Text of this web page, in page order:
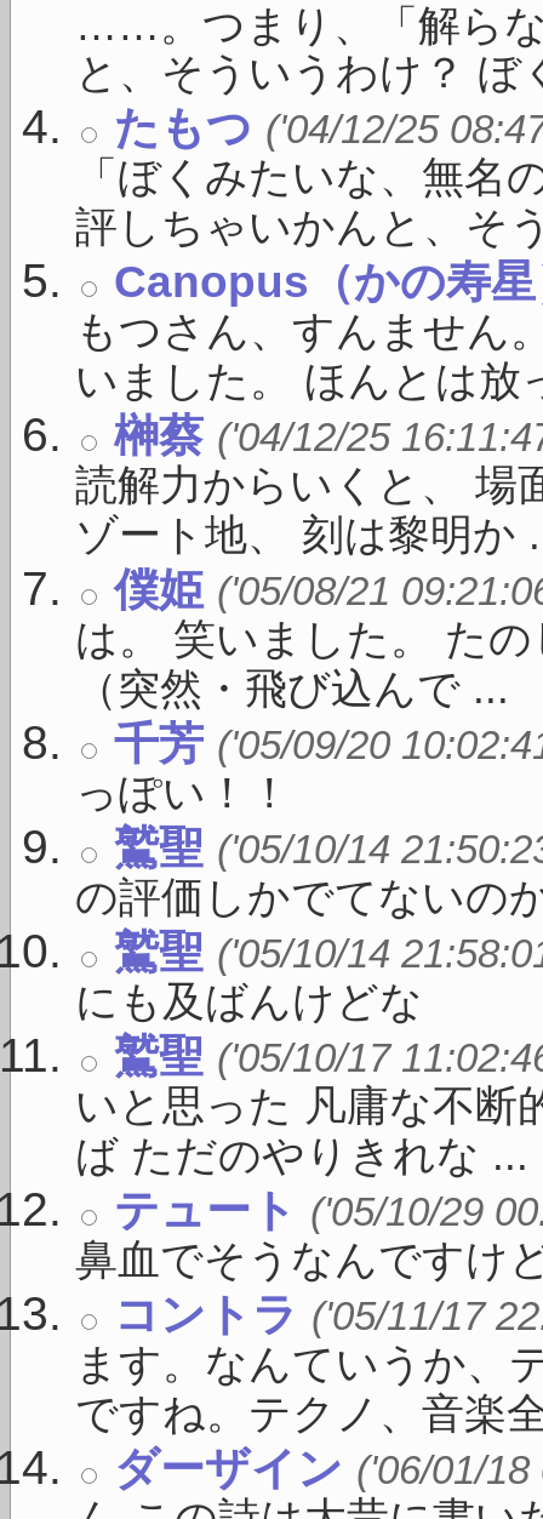
……。つまり、「解ら
と、そういうわけ？
たもつ ('04/12/25
「ぼくみたいな、無名
評しちゃいかんと、そ
Canopus（かの寿
もつさん、すんません
いました。 ほんとは
榊蔡 ('04/12/25
読解力からいくと、 場
ゾート地、 刻は黎明か
僕姫 ('05/08/21
は。 笑いました。 た
（突然・飛び込んで ...
千芳 ('05/09/20
っぽい！！
鷲聖 ('05/10/14
の評価しかでてないの
鷲聖 ('05/10/14
にも及ばんけどな
鷲聖 ('05/10/17
いと思った 凡庸な不断
ば ただのやりきれな ...
テュート ('05/10/29
鼻血でそうなんです
コントラ ('05/11/17
ます。なんていうか、
ですね。テクノ、音楽
ダーザイン ('06/01/18